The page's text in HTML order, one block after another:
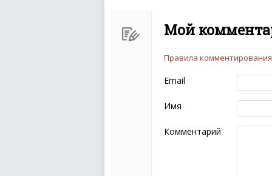
Мой
Чтобы ваш комментарий
следующих правил:
Комментарий не
эмоциональных
Не стоит
Пожалуйста, не
также призывы к
Правила комментирования
Email
Имя
Комментарий